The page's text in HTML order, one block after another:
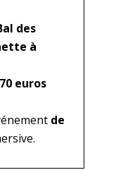
des
à
euros
de